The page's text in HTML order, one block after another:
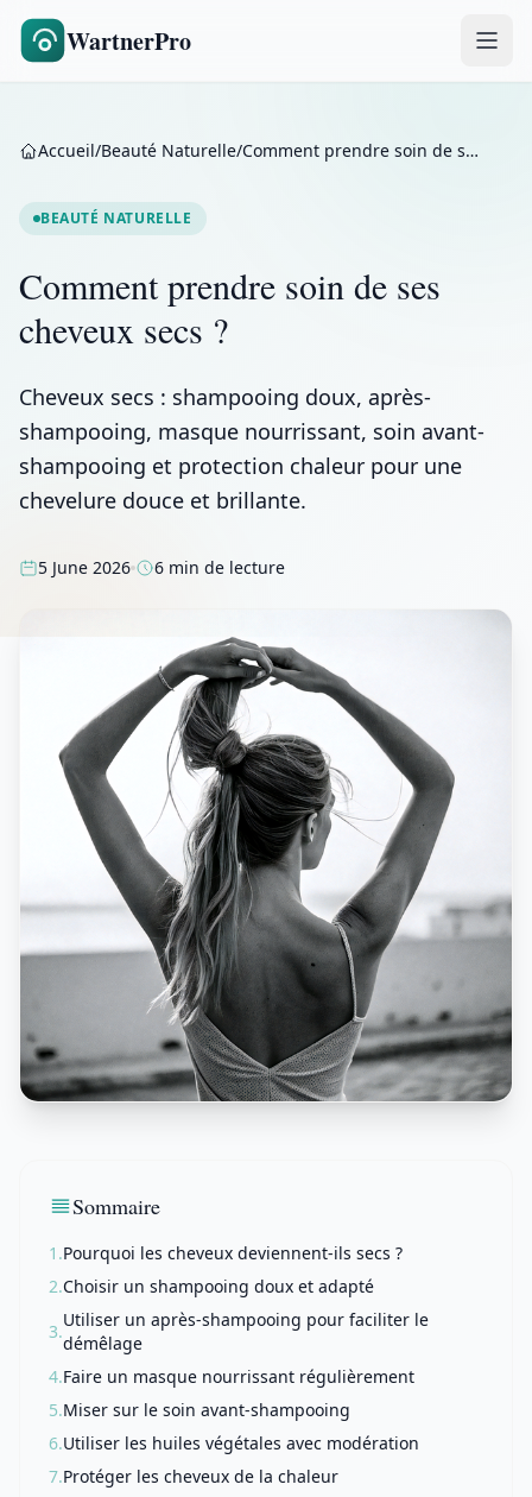
WartnerPro
Accueil/Beauté Naturelle/ Comment prendre soin de ses cheveux secs ?
BEAUTÉ NATURELLE
Comment prendre soin de ses
cheveux secs ?
Cheveux secs : shampooing doux, après-
shampooing, masque nourrissant, soin avant-
shampooing et protection chaleur pour une
chevelure douce et brillante.
5 June 2026 6 min de lecture
Sommaire
1.Pourquoi les cheveux deviennent-ils secs ?
2.Choisir un shampooing doux et adapté
3.
Utiliser un après-shampooing pour faciliter le
démêlage
4.Faire un masque nourrissant régulièrement
5.Miser sur le soin avant-shampooing
6.Utiliser les huiles végétales avec modération
7.Protéger les cheveux de la chaleur